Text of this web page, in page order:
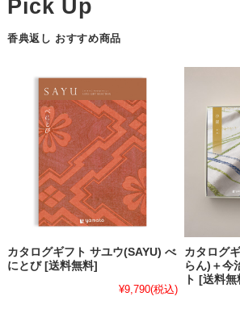
香典返し おすすめ商品
カタログギフト サユウ(SAYU) べ
にとび [送料無料]
¥9,790(税込)
カタログ
らん)＋今
ト [送料無